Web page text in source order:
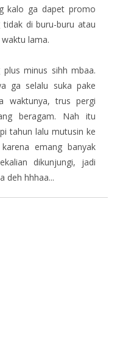
kalo ga dapet promo
di buru-buru atau
lama.
minus sihh mbaa.
ga selalu suka pake
waktunya, trus pergi
beragam. Nah itu
tahun lalu mutusin ke
emang banyak
dikunjungi, jadi
deh hhhaa...